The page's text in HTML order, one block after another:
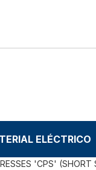
ELÉCTRICO
'CPS' (SHORT